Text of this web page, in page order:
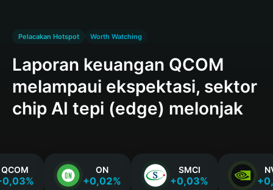
Pelacakan Hotspot Worth Watching
Laporan keuangan QCOM
melampaui ekspektasi, sektor
chip AI tepi (edge) melonjak
QCOM ON
+0,02%
SMCI
+0,03%